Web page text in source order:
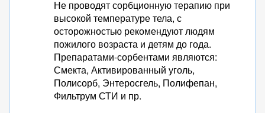
Не проводят сорбционную терапию при
высокой температуре тела, с
осторожностью рекомендуют людям
пожилого возраста и детям до года.
Препаратами-сорбентами являются:
Смекта, Активированный уголь,
Полисорб, Энтеросгель, Полифепан,
Фильтрум СТИ и пр.